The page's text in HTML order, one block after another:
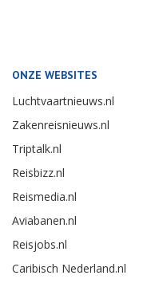
ONZE WEBSITES
Luchtvaartnieuws.nl
Zakenreisnieuws.nl
Triptalk.nl
Reisbizz.nl
Reismedia.nl
Aviabanen.nl
Reisjobs.nl
Caribisch Nederland.nl